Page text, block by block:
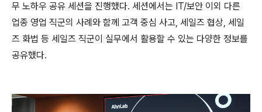
무 노하우 공유 세션을 진행했다. 세션에서는 IT/보안 이외 다른
업종 영업 직군의 사례와 함께 고객 중심 사고, 세일즈 협상, 세일
즈 화법 등 세일즈 직군이 실무에서 활용할 수 있는 다양한 정보를
공유했다.